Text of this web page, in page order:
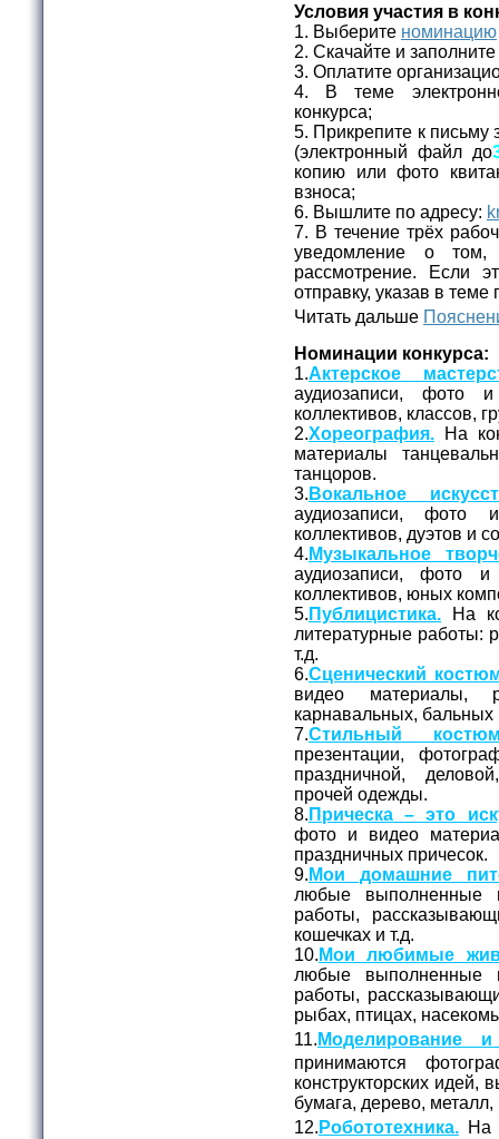
Условия участия в
1. Выберите номинацию
2. Скачайте и заполните
3. Оплатите
4. В теме
конкурса;
5. Прикрепите к письму
(электронный файл до
копию или фото
взноса;
6. Вышлите по адресу:
7. В течение трёх
уведомление о
рассмотрение. Если
отправку, указав в
Читать дальше
Номинации конкурса:
1.Актерское
аудиозаписи, фото
коллективов, классов,
2.Хореография. На
материалы
танцоров.
3. Вокальное
аудиозаписи, фото
коллективов, дуэтов и
4. Музыкальное
аудиозаписи, фото
коллективов, юных
5. Публицистика. На
литературные работы:
т.д.
6.Сценический
видео материалы,
карнавальных,
7.Стильный
презентации,
праздничной,
прочей одежды.
8. Прическа – это
фото и видео
праздничных причесок.
9. Мои домашние
любые выполненные
работы,
кошечках и т.д.
10. Мои любимые
любые выполненные
работы,
рыбах, птицах,
11. Моделирование и
принимаются
конструкторских
бумага, дерево, металл,
12. Робототехника. На